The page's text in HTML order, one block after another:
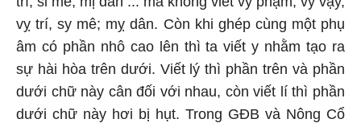
vỵ trí, sy mê; mỵ dân. Còn khi ghép cùng một phụ
âm có phần nhô cao lên thì ta viết y nhằm tạo ra
sự hài hòa trên dưới. Viết lý thì phần trên và phần
dưới chữ này cân đối với nhau, còn viết lí thì phần
dưới chữ này hơi bị hụt. Trong GĐB và Nông Cổ